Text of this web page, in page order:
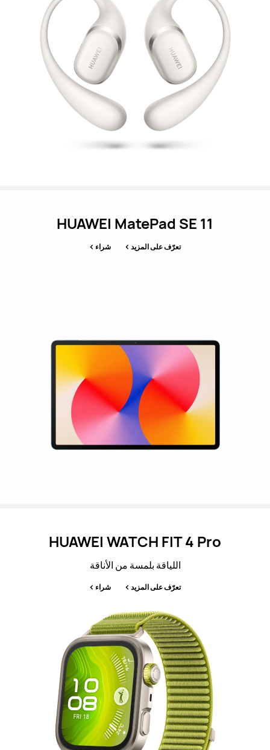
HUAWEI MatePad SE 11
تعرّف على المزيد شراء
HUAWEI WATCH FIT 4 Pro
اللياقة بلمسة من الأناقة
تعرّف على المزيد شراء